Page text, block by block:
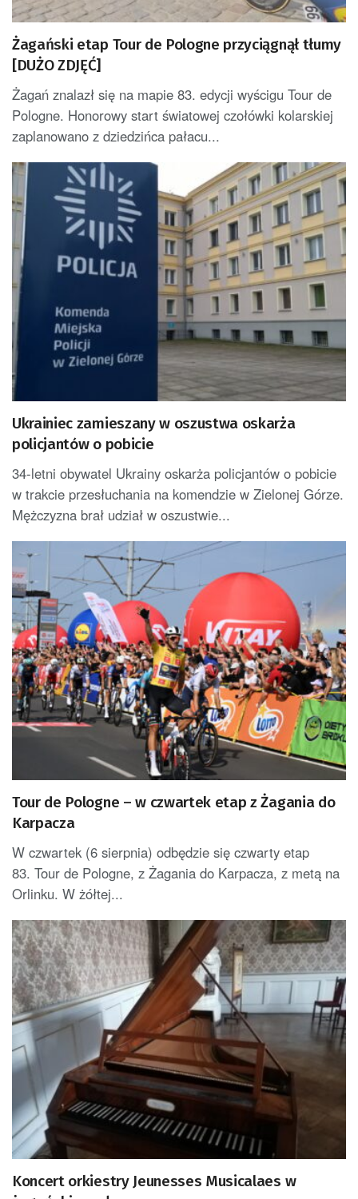
Żagański etap Tour de Pologne przyciągnął tłumy
[DUŻO ZDJĘĆ]
Żagań znalazł się na mapie 83. edycji wyścigu Tour de
Pologne. Honorowy start światowej czołówki kolarskiej
zaplanowano z dziedzińca pałacu...
Ukrainiec zamieszany w oszustwa oskarża
policjantów o pobicie
34-letni obywatel Ukrainy oskarża policjantów o pobicie
w trakcie przesłuchania na komendzie w Zielonej Górze.
Mężczyzna brał udział w oszustwie...
Tour de Pologne – w czwartek etap z Żagania do
Karpacza
W czwartek (6 sierpnia) odbędzie się czwarty etap
83. Tour de Pologne, z Żagania do Karpacza, z metą na
Orlinku. W żółtej...
Koncert orkiestry Jeunesses Musicalaes w